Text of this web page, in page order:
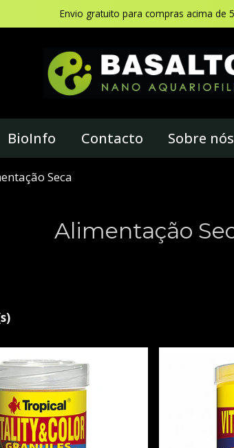
Envio gratuito para compras acima de
BioInfo Contacto Sobre nós
Seca
Alimentação